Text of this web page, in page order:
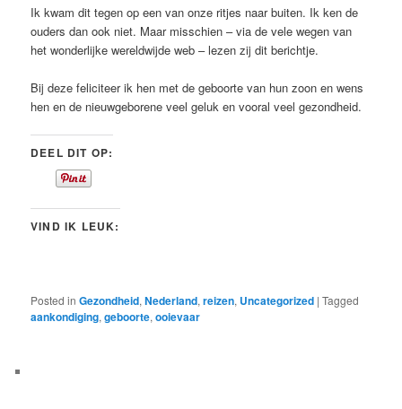
Ik kwam dit tegen op een van onze ritjes naar buiten. Ik ken de
ouders dan ook niet. Maar misschien – via de vele wegen van
het wonderlijke wereldwijde web – lezen zij dit berichtje.
Bij deze feliciteer ik hen met de geboorte van hun zoon en wens
hen en de nieuwgeborene veel geluk en vooral veel gezondheid.
DEEL DIT OP:
VIND IK LEUK:
Posted in Gezondheid,Nederland,reizen, Uncategorized |Tagged
aankondiging,geboorte,ooievaar